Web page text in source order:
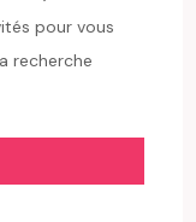
pour vous
recherche